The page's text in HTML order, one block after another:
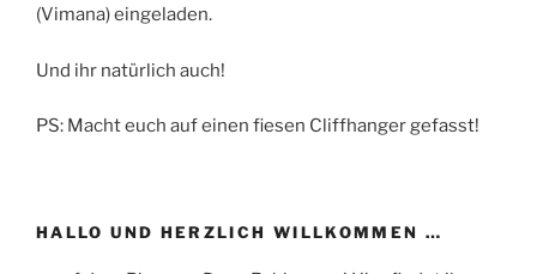
(Vimana) eingeladen.
Und ihr natürlich auch!
PS: Macht euch auf einen fiesen Cliffhanger gefasst!
HALLO UND HERZLICH WILLKOMMEN …